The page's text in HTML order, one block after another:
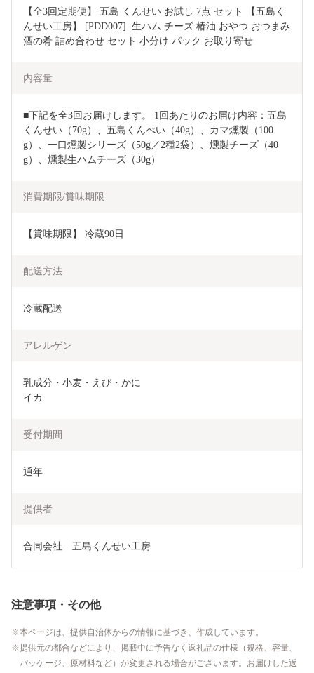
【全3回定期便】 五島 くんせい お試し 7点 セット 【五島く
んせい工房】 [PDD007]  生ハム チーズ 椿油 おやつ おつまみ
酒の肴 詰め合わせ セット 小分け パック お取り寄せ
内容量
■下記を全3回お届けします。 1回あたりのお届け内容：五島
くんせい（70g）、五島くんべい（40g）、カマ燻製（100
g）、一口燻製シリーズ（50g／2種2袋）、燻製チーズ（40
g）、燻製生ハムチーズ（30g）
消費期限/賞味期限
【賞味期限】 冷蔵90日
配送方法
冷蔵配送
アレルゲン
乳成分・小麦・えび・かに
イカ
受付期間
通年
提供者
合同会社　五島くんせい工房
注意事項・その他
本ページは、提供自治体からの情報に基づき、作成しています。
提供元の都合などにより、掲載中に予告なく返礼品の仕様（規格、容量、
パッケージ、原材料など）が変更される場合がございます。お届けした返